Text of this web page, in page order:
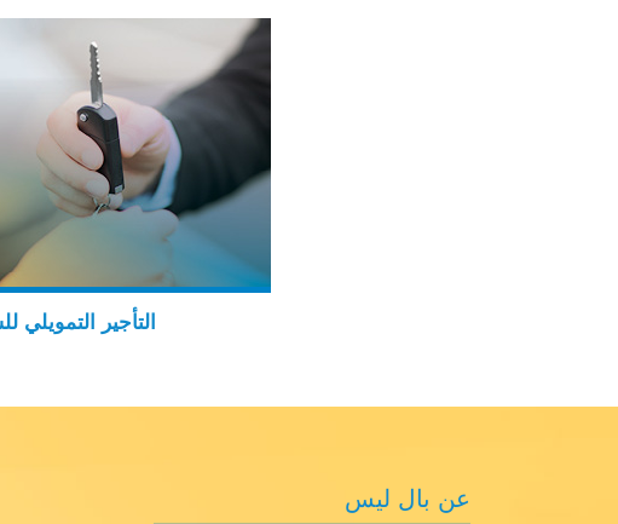
التأجير التمويلي
عن بال ليس